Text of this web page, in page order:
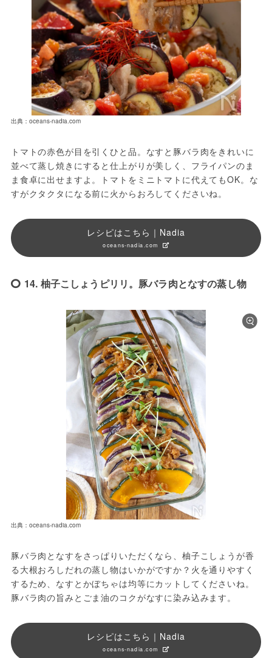
出典：oceans-nadia.com
トマトの赤色が目を引くひと品。なすと豚バラ肉をきれいに
並べて蒸し焼きにすると仕上がりが美しく、フライパンのま
ま食卓に出せますよ。トマトをミニトマトに代えてもOK。な
すがクタクタになる前に火からおろしてくださいね。
レシピはこちら｜Nadia
oceans-nadia.com
14. 柚子こしょうピリリ。豚バラ肉となすの蒸し物
出典：oceans-nadia.com
豚バラ肉となすをさっぱりいただくなら、柚子こしょうが香
る大根おろしだれの蒸し物はいかがですか？火を通りやすく
するため、なすとかぼちゃは均等にカットしてくださいね。
豚バラ肉の旨みとごま油のコクがなすに染み込みます。
レシピはこちら｜Nadia
oceans-nadia.com